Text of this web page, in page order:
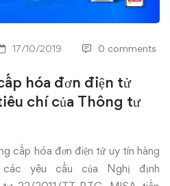
17/10/2019 0 comments
hóa đơn điện tử
chí của Thông tư
cấp hóa đơn điện tử uy tín hàng
yêu cầu của Nghị định